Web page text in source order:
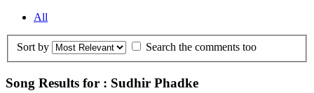
All
Sort by Search the comments too
Song Results for : Sudhir Phadke